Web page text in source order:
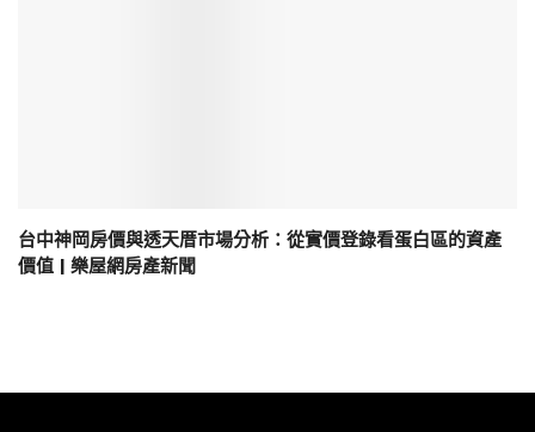
台中神岡房價與透天厝市場分析：從實價登錄看蛋白區的資產
價值 | 樂屋網房產新聞